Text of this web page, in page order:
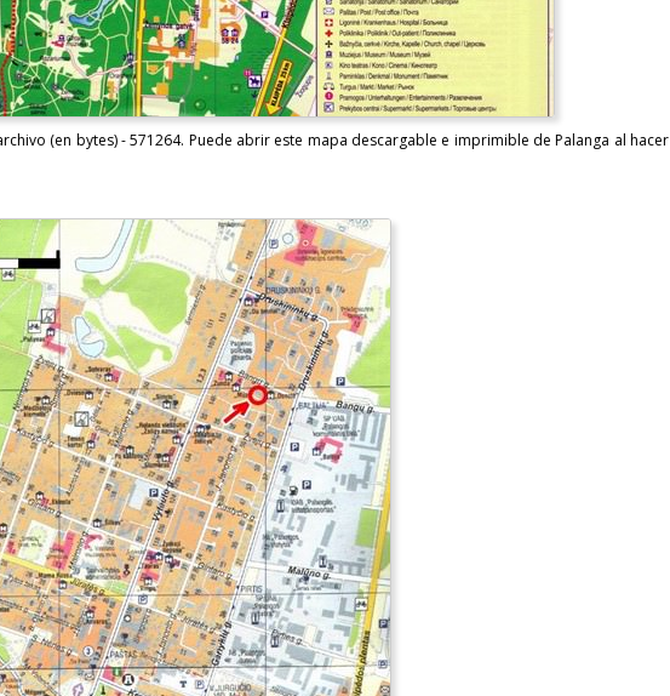
(en bytes) - 571264. Puede abrir este mapa descargable e imprimible de Palanga al hacer